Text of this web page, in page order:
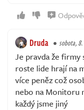
Druda sobota,
Je pravda že firmy
roste lide hrají na
více peněz což
nebo na Monitoru
každý jsme jiný